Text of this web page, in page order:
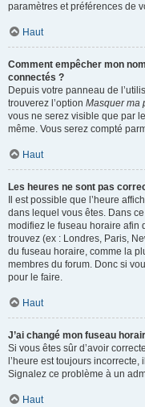
paramètres et préférences de
Haut
Comment empêcher mon
connectés ?
Depuis votre panneau de
trouverez l’option Masquer ma
vous ne serez visible que par
même. Vous serez compté
Haut
Les heures ne sont pas
Il est possible que l’heure
dans lequel vous êtes. Dans
modifiez le fuseau horaire afin
trouvez (ex : Londres, Paris,
du fuseau horaire, comme la
membres du forum. Donc si
pour le faire.
Haut
J’ai changé mon fuseau
Si vous êtes sûr d’avoir
l’heure est toujours
Signalez ce problème à un
Haut